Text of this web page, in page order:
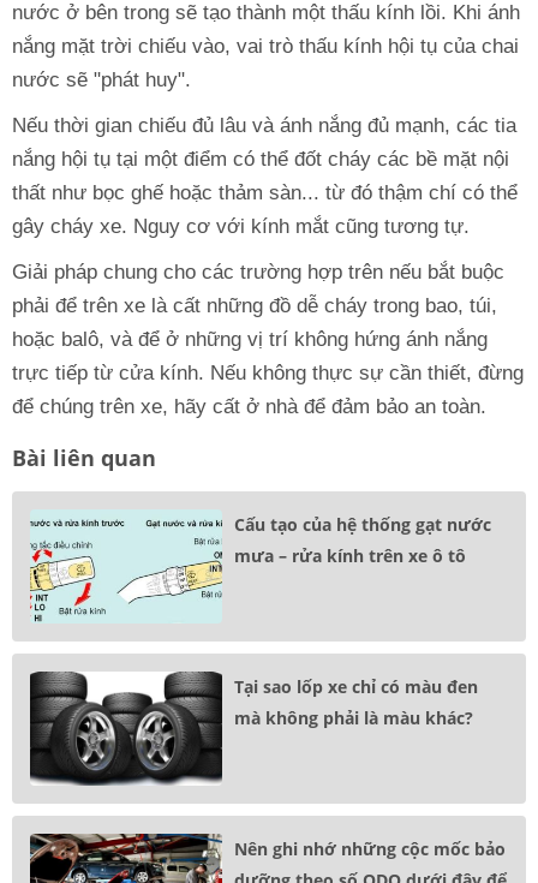
nước ở bên trong sẽ tạo thành một thấu kính lồi. Khi ánh
nắng mặt trời chiếu vào, vai trò thấu kính hội tụ của chai
nước sẽ "phát huy".
Nếu thời gian chiếu đủ lâu và ánh nắng đủ mạnh, các tia
nắng hội tụ tại một điểm có thể đốt cháy các bề mặt nội
thất như bọc ghế hoặc thảm sàn... từ đó thậm chí có thể
gây cháy xe. Nguy cơ với kính mắt cũng tương tự.
Giải pháp chung cho các trường hợp trên nếu bắt buộc
phải để trên xe là cất những đồ dễ cháy trong bao, túi,
hoặc balô, và để ở những vị trí không hứng ánh nắng
trực tiếp từ cửa kính. Nếu không thực sự cần thiết, đừng
để chúng trên xe, hãy cất ở nhà để đảm bảo an toàn.
Bài liên quan
Cấu tạo của hệ thống gạt nước
mưa – rửa kính trên xe ô tô
Tại sao lốp xe chỉ có màu đen
mà không phải là màu khác?
Nên ghi nhớ những cộc mốc bảo